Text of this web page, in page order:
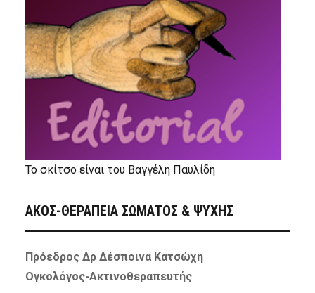
Το σκίτσο είναι του Βαγγέλη Παυλίδη
ΑΚΟΣ-ΘΕΡΑΠΕΙΑ ΣΩΜΑΤΟΣ & ΨΥΧΗΣ
Πρόεδρος Δρ Δέσποινα Κατσώχη
Ογκολόγος-Ακτινοθεραπευτής